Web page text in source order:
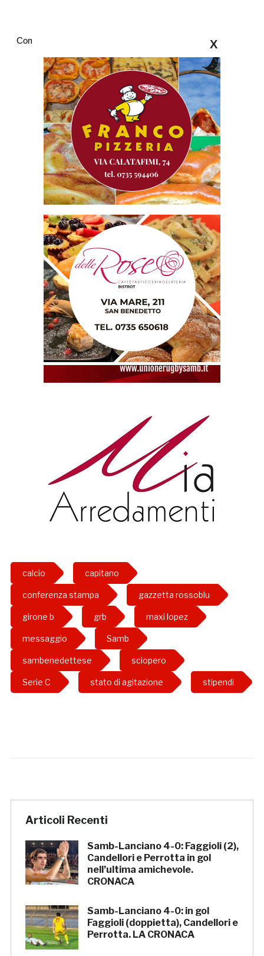
Commenti
calcio capitano
conferenza stampa gazzetta rossoblu
girone b grb maxi lopez
messaggio Samb
sambenedettese sciopero
Serie C stato di agitazione stipendi
Articoli Recenti
Samb-Lanciano 4-0: Faggioli (2),
Candellori e Perrotta in gol
nell’ultima amichevole.
CRONACA
Samb-Lanciano 4-0: in gol
Faggioli (doppietta), Candellori e
Perrotta. LA CRONACA
X